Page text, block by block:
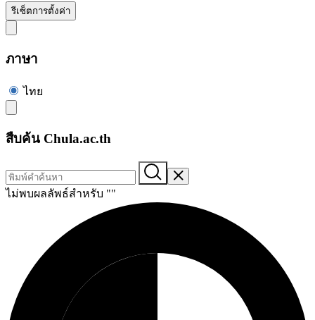
รีเซ็ตการตั้งค่า
ภาษา
ไทย
สืบค้น Chula.ac.th
ไม่พบผลลัพธ์สำหรับ ""